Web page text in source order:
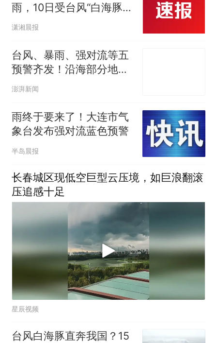
雨，10日受台风“白海豚”
影响，湖南将开启风雨模
潇湘晨报
台风、暴雨、强对流等五
预警齐发！沿海部分地区
将有特大暴雨
澎湃新闻
雨终于要来了！大连市气
象台发布强对流蓝色预警
半岛晨报
长春城区现低空巨型云压境，如巨浪翻滚
压追感十足
星辰视频
台风白海豚直奔我国？15